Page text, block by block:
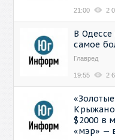
21:00 2
В Одессе
самое
Главред
19:55 2
$2000 в
«мэр» —